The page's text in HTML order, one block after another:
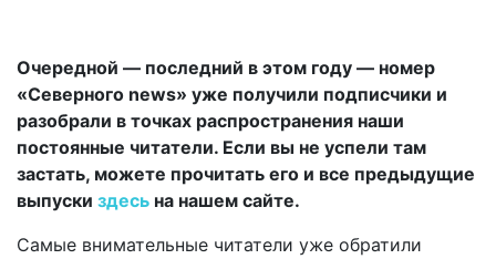
Очередной — последний в этом году — номер
«Северного news» уже получили подписчики и
разобрали в точках распространения наши
постоянные читатели. Если вы не успели там
застать, можете прочитать его и все предыдущие
выпуски здесь на нашем сайте.
Самые внимательные читатели уже обратили